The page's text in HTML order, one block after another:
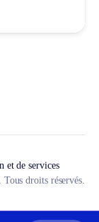
et de services
droits réservés.